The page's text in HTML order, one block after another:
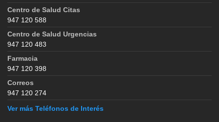
Centro de Salud Citas
947 120 588
Centro de Salud Urgencias
947 120 483
Farmacia
947 120 398
Correos
947 120 274
Ver más Teléfonos de Interés